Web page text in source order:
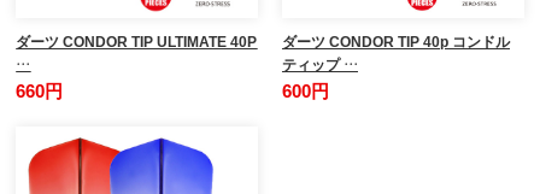
ダーツ CONDOR TIP ULTIMATE 40P
…
660円
ダーツ CONDOR TIP 40p コンドル
ティップ …
600円